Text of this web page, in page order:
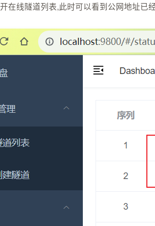
在线隧道列表,此时可以看到公网地址